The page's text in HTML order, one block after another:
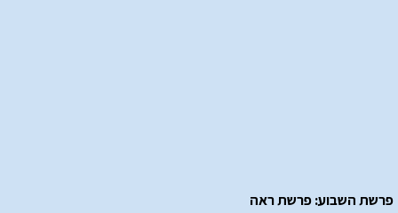
פרשת השבוע: פרשת ראה